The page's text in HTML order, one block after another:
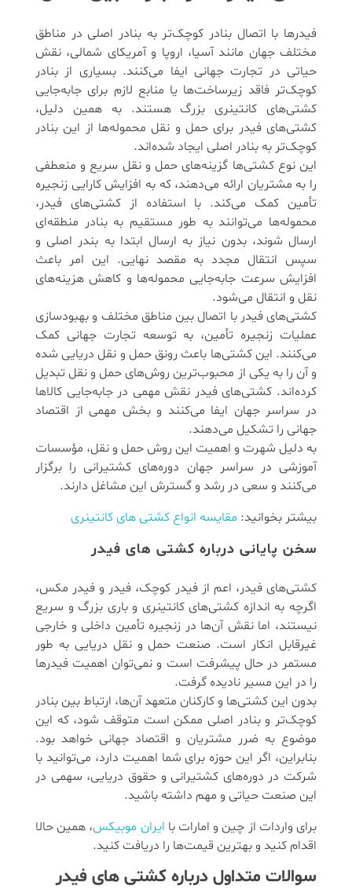
فیدرها با اتصال بنادر کوچک‌تر به بنادر اصلی در مناطق
مختلف جهان مانند آسیا، اروپا و آمریکای شمالی، نقش
حیاتی در تجارت جهانی ایفا می‌کنند. بسیاری از بنادر
کوچک‌تر فاقد زیرساخت‌ها یا منابع لازم برای جابه‌جایی
کشتی‌های کانتینری بزرگ هستند. به همین دلیل،
کشتی‌های فیدر برای حمل و نقل محموله‌ها از این بنادر
کوچک‌تر به بنادر اصلی ایجاد شده‌اند.
این نوع کشتی‌ها گزینه‌های حمل و نقل سریع و منعطفی
را به مشتریان ارائه می‌دهند، که به افزایش کارایی زنجیره
تأمین کمک می‌کند. با استفاده از کشتی‌های فیدر،
محموله‌ها می‌توانند به طور مستقیم به بنادر منطقه‌ای
ارسال شوند، بدون نیاز به ارسال ابتدا به بندر اصلی و
سپس انتقال مجدد به مقصد نهایی. این امر باعث
افزایش سرعت جابه‌جایی محموله‌ها و کاهش هزینه‌های
نقل و انتقال می‌شود.
کشتی‌های فیدر با اتصال بین مناطق مختلف و بهبودسازی
عملیات زنجیره تأمین، به توسعه تجارت جهانی کمک
می‌کنند. این کشتی‌ها باعث رونق حمل و نقل دریایی شده
و آن را به یکی از محبوب‌ترین روش‌های حمل و نقل تبدیل
کرده‌اند. کشتی‌های فیدر نقش مهمی در جابه‌جایی کالاها
در سراسر جهان ایفا می‌کنند و بخش مهمی از اقتصاد
جهانی را تشکیل می‌دهند.
به دلیل شهرت و اهمیت این روش حمل و نقل، مؤسسات
آموزشی در سراسر جهان دوره‌های کشتیرانی را برگزار
می‌کنند و سعی در رشد و گسترش این مشاغل دارند.
بیشتر بخوانید: مقایسه انواع کشتی های کانتینری
سخن پایانی درباره کشتی‌ های فیدر
کشتی‌های فیدر، اعم از فیدر کوچک، فیدر و فیدر مکس،
اگرچه به اندازه کشتی‌های کانتینری و باری بزرگ و سریع
نیستند، اما نقش آن‌ها در زنجیره تأمین داخلی و خارجی
غیرقابل انکار است. صنعت حمل و نقل دریایی به طور
مستمر در حال پیشرفت است و نمی‌توان اهمیت فیدرها
را در این مسیر نادیده گرفت.
بدون این کشتی‌ها و کارکنان متعهد آن‌ها، ارتباط بین بنادر
کوچک‌تر و بنادر اصلی ممکن است متوقف شود، که این
موضوع به ضرر مشتریان و اقتصاد جهانی خواهد بود.
بنابراین، اگر این حوزه برای شما اهمیت دارد، می‌توانید با
شرکت در دوره‌های کشتیرانی و حقوق دریایی، سهمی در
این صنعت حیاتی و مهم داشته باشید.
برای واردات از چین و امارات با ایران موبیکس، همین حالا
اقدام کنید و بهترین قیمت‌ها را دریافت کنید.
سوالات متداول درباره کشتی‌ های فیدر